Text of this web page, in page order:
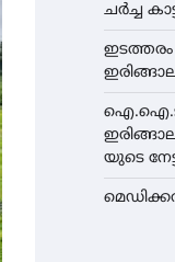
ചർച്ച
ഇടത്തരം
ഐ.ഐ.ടി
യുടെ